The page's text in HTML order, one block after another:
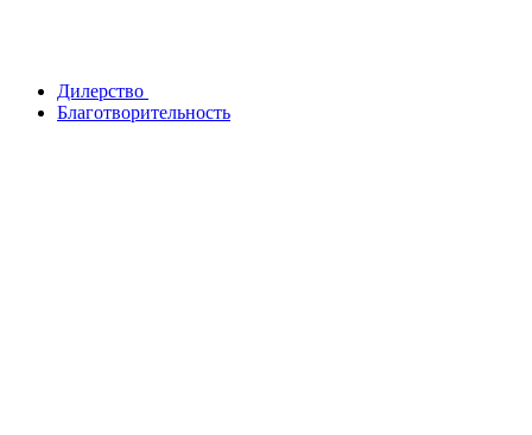
Дилерство
Благотворительность